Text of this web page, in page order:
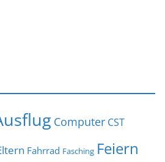
Computer CST
Fahrrad Fasching Feiern